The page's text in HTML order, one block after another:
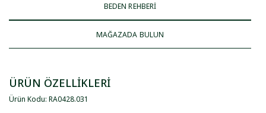
BEDEN REHBERİ
MAĞAZADA BULUN
ÜRÜN ÖZELLİKLERİ
Ürün Kodu: RA0428.031